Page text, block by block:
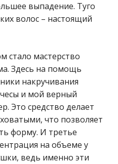
выпадение. Туго
волос – настоящий
мастерство
Здесь на помощь
накручивания
и мой верный
Это средство делает
что позволяет
форму. И третье
на объеме у
ведь именно эти